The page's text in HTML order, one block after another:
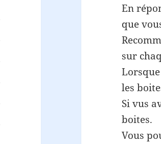
En
que
sur
les
Si vus
boites.
Vous